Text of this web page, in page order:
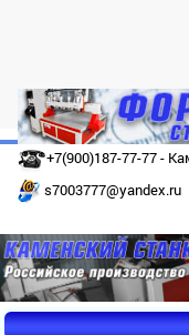
+7(900)187-77-77 -
s7003777@yandex.ru